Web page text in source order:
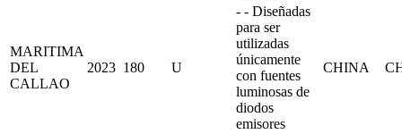
MARITIMA
DEL
CALLAO
2023 180 U
- - Diseñadas
para ser
utilizadas
únicamente
con fuentes
luminosas de
diodos
emisores
CHINA